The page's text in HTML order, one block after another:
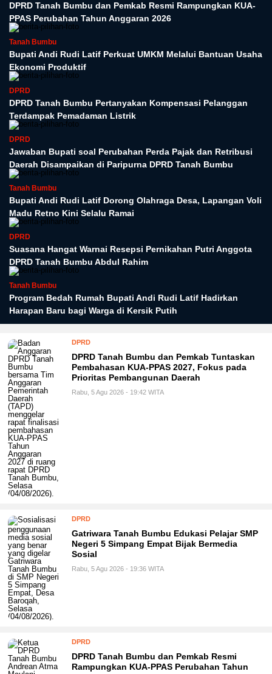
DPRD Tanah Bumbu dan Pemkab Resmi Rampungkan KUA-
PPAS Perubahan Tahun Anggaran 2026
Tanah Bumbu
Bupati Andi Rudi Latif Perkuat UMKM Melalui Bantuan Usaha
Ekonomi Produktif
DPRD
DPRD Tanah Bumbu Pertanyakan Kompensasi Pelanggan
Terdampak Pemadaman Listrik
DPRD
Jawaban Bupati soal Perubahan Perda Pajak dan Retribusi
Daerah Disampaikan di Paripurna DPRD Tanah Bumbu
Tanah Bumbu
Bupati Andi Rudi Latif Dorong Olahraga Desa, Lapangan Voli
Madu Retno Kini Selalu Ramai
DPRD
Suasana Hangat Warnai Resepsi Pernikahan Putri Anggota
DPRD Tanah Bumbu Abdul Rahim
Tanah Bumbu
Program Bedah Rumah Bupati Andi Rudi Latif Hadirkan
Harapan Baru bagi Warga di Kersik Putih
DPRD
DPRD Tanah Bumbu dan Pemkab Tuntaskan
Pembahasan KUA-PPAS 2027, Fokus pada
Prioritas Pembangunan Daerah
Rabu, 5 Agu 2026 - 19:42 WITA
DPRD
Gatriwara Tanah Bumbu Edukasi Pelajar SMP
Negeri 5 Simpang Empat Bijak Bermedia
Sosial
Rabu, 5 Agu 2026 - 19:36 WITA
DPRD
DPRD Tanah Bumbu dan Pemkab Resmi
Rampungkan KUA-PPAS Perubahan Tahun